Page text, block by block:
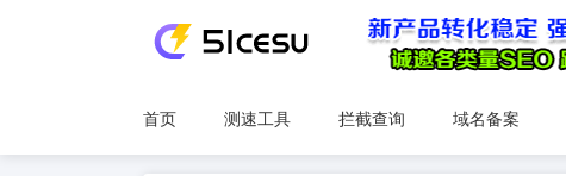
首页 测速工具 拦截查询 域名备案